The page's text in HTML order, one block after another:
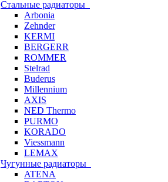
Стальные радиаторы
Arbonia
Zehnder
KERMI
BERGERR
ROMMER
Stelrad
Buderus
Millennium
AXIS
NED Thermo
PURMO
KORADO
Viessmann
LEMAX
Чугунные радиаторы
ATENA